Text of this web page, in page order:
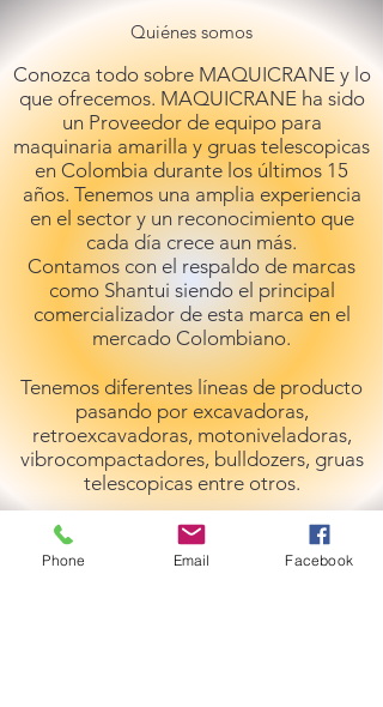
Quiénes somos
Conozca todo sobre MAQUICRANE y lo
que ofrecemos. MAQUICRANE ha sido
un Proveedor de equipo para
maquinaria amarilla y gruas telescopicas
en Colombia durante los últimos 15
años. Tenemos una amplia experiencia
en el sector y un reconocimiento que
cada día crece aun más.
Contamos con el respaldo de marcas
como Shantui siendo el principal
comercializador de esta marca en el
mercado Colombiano.
Tenemos diferentes líneas de producto
pasando por excavadoras,
retroexcavadoras, motoniveladoras,
vibrocompactadores, bulldozers, gruas
telescopicas entre otros.
Solicita ya mismo tu
cotización aquí.
Phone Email Facebook